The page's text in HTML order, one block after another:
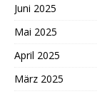
Juni 2025
Mai 2025
April 2025
März 2025